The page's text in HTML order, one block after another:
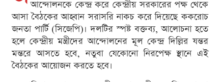
আন্দোলনকে কেন্দ্র করে কেন্দ্রীয় সরকারের পক্ষ থেকে
আসা বৈঠকের আহ্বান সরাসরি নাকচ করে দিয়েছে ককরোচ
জনতা পার্টি (সিজেপি)। দলটির স্পষ্ট বক্তব্য, আলোচনা হতে
হলে কেন্দ্রীয় মন্ত্রীদের আন্দোলনের মূল কেন্দ্র দিল্লির যন্তর
মন্তরে আসতে হবে, নতুবা যেকোনো নিরপেক্ষ স্থানে এই
বৈঠকের আয়োজন করতে হবে।